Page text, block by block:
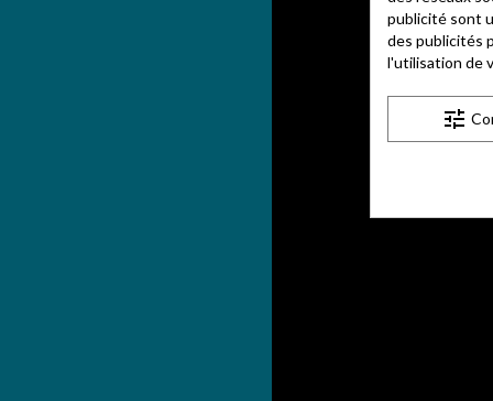
publicité sont
des publicités
l'utilisation de
tune